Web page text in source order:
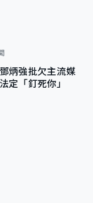
炳強批欠主流媒
定「釘死你」